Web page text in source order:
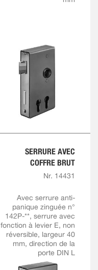
SERRURE AVEC
COFFRE BRUT
Nr. 14431
Avec serrure anti-
panique zinguée n°
142P-**, serrure avec
fonction à levier E, non
réversible, largeur 40
mm, direction de la
porte DIN L